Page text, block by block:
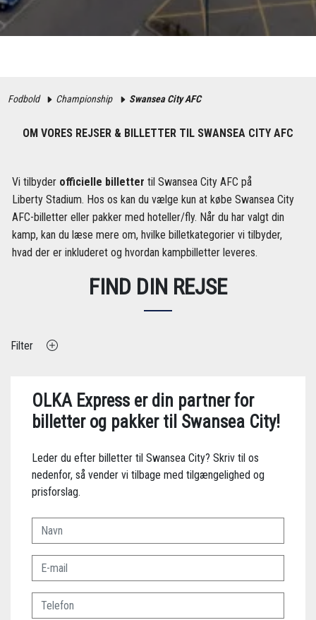
Fodbold Championship Swansea City AFC
OM VORES REJSER & BILLETTER TIL SWANSEA CITY AFC
Vi tilbyder officielle billetter til Swansea City AFC på
Liberty Stadium. Hos os kan du vælge kun at købe Swansea City
AFC-billetter eller pakker med hoteller/fly. Når du har valgt din
kamp, ​​kan du læse mere om, hvilke billetkategorier vi tilbyder,
hvad der er inkluderet og hvordan kampbilletter leveres.